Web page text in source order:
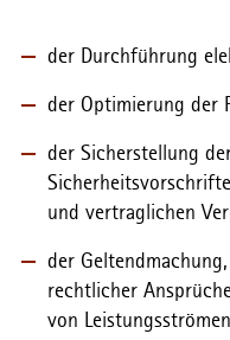
der Durchführung
der Optimierung der
der Sicherstellung
und vertraglichen
der
rechtlicher
von Leistungsströmen